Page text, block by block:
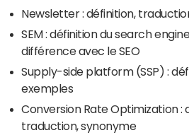
Newsletter : définition,
SEM : définition du search
différence avec le SEO
Supply-side platform (SSP) :
exemples
Conversion Rate Optimization :
traduction, synonyme